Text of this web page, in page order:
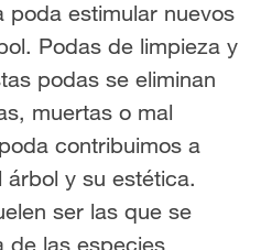
poda estimular nuevos
Podas de limpieza y
podas se eliminan
muertas o mal
contribuimos a
árbol y su estética.
ser las que se
de las especies